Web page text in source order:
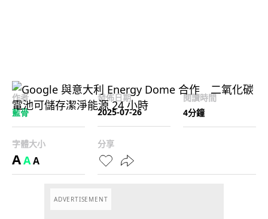
作者
藍骨
發佈日期
2025-07-26
閱讀時間
4分鐘
字體大小
AAA
分享
ADVERTISEMENT